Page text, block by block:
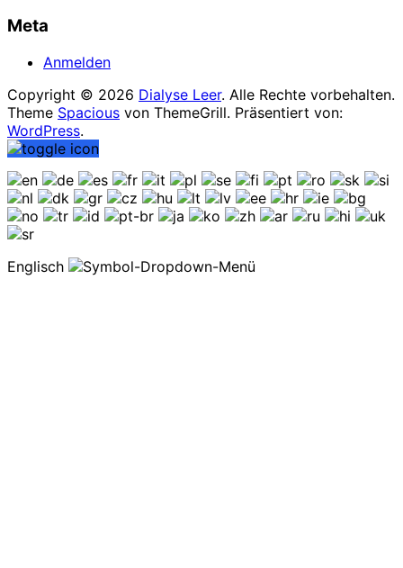
Meta
Anmelden
Copyright © 2026 Dialyse Leer. Alle Rechte vorbehalten.
Theme Spacious von ThemeGrill. Präsentiert von:
WordPress.
Englisch